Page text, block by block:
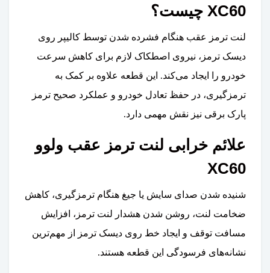
XC60 چیست؟
لنت ترمز عقب هنگام فشرده شدن توسط کالیپر روی
دیسک ترمز، نیروی اصطکاک لازم برای کاهش سرعت
خودرو را ایجاد می‌کند. این قطعه علاوه بر کمک به
ترمزگیری، در حفظ تعادل خودرو و عملکرد صحیح ترمز
پارک برقی نیز نقش مهمی دارد.
علائم خرابی لنت ترمز عقب ولوو
XC60
شنیده شدن صدای سایش یا جیغ هنگام ترمزگیری، کاهش
ضخامت لنت، روشن شدن هشدار لنت ترمز، افزایش
مسافت توقف و ایجاد خط روی دیسک ترمز از مهم‌ترین
نشانه‌های فرسودگی این قطعه هستند.